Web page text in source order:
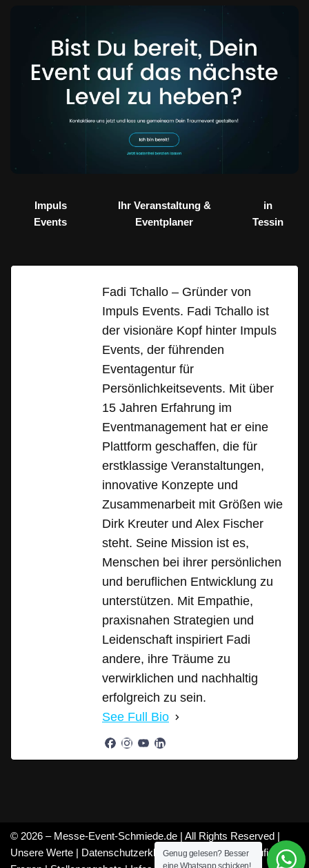
Impuls
Events
Ihr Veranstaltung &
Eventplaner
in
Tessin
Fadi Tchallo – Gründer von
Impuls Events. Fadi Tchallo ist
der visionäre Kopf hinter Impuls
Events, der führenden
Eventagentur für
Persönlichkeitsevents. Mit über
15 Jahren Erfahrung im
Eventmanagement hat er eine
Plattform geschaffen, die für
erstklassige Veranstaltungen,
innovative Konzepte und
Zusammenarbeit mit Größen wie
Dirk Kreuter und Alex Fischer
steht. Seine Mission ist es,
Menschen bei ihrer persönlichen
und beruflichen Entwicklung zu
unterstützen. Mit Empathie,
praxisnahen Strategien und
Leidenschaft inspiriert Fadi
andere, ihre Träume zu
verwirklichen und nachhaltig
erfolgreich zu sein.
See Full Bio
© 2026 – Messe-Event-Schmiede.de | All Rights Reserved |
Unsere Werte | Datenschutzerklärung|Mitarbeiter|Häufige
Genug gelesen? Besser
eine Whatsapp schicken!